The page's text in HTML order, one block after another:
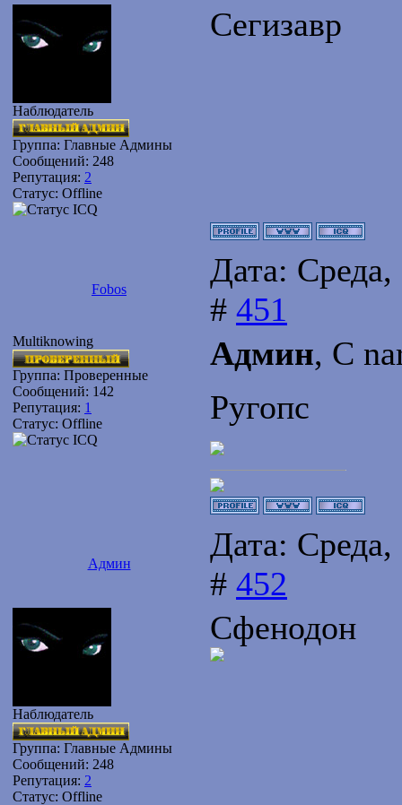
Наблюдатель
Группа: Главные Админы
Сообщений: 248
Репутация: 2
Статус: Offline
Сегизавр
Fobos
Дата:
# 451
Multiknowing
Группа: Проверенные
Сообщений: 142
Репутация: 1
Статус: Offline
Админ, С
Ругопс
Админ
Дата:
# 452
Наблюдатель
Группа: Главные Админы
Сообщений: 248
Репутация: 2
Статус: Offline
Сфенодон